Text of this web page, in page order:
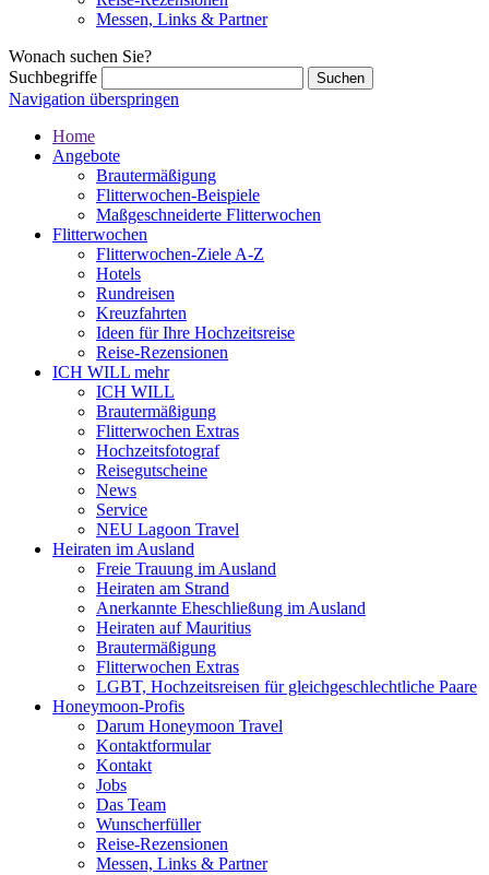
Messen, Links & Partner
Wonach suchen Sie?
Suchbegriffe
Navigation überspringen
Home
Angebote
Brautermäßigung
Flitterwochen-Beispiele
Maßgeschneiderte Flitterwochen
Flitterwochen
Flitterwochen-Ziele A-Z
Hotels
Rundreisen
Kreuzfahrten
Ideen für Ihre Hochzeitsreise
Reise-Rezensionen
ICH WILL mehr
ICH WILL
Brautermäßigung
Flitterwochen Extras
Hochzeitsfotograf
Reisegutscheine
News
Service
NEU Lagoon Travel
Heiraten im Ausland
Freie Trauung im Ausland
Heiraten am Strand
Anerkannte Eheschließung im Ausland
Heiraten auf Mauritius
Brautermäßigung
Flitterwochen Extras
LGBT, Hochzeitsreisen für gleichgeschlechtliche Paare
Honeymoon-Profis
Darum Honeymoon Travel
Kontaktformular
Kontakt
Jobs
Das Team
Wunscherfüller
Reise-Rezensionen
Messen, Links & Partner